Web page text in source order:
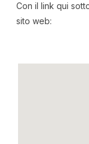
Con il link qui
sito web: